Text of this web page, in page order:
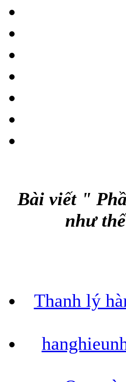
Bài viết "
như
Thanh lý